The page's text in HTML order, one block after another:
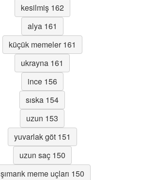
kesilmiş 162
alya 161
küçük memeler 161
ukrayna 161
ince 156
sıska 154
uzun 153
yuvarlak göt 151
uzun saç 150
şımarık meme uçları 150